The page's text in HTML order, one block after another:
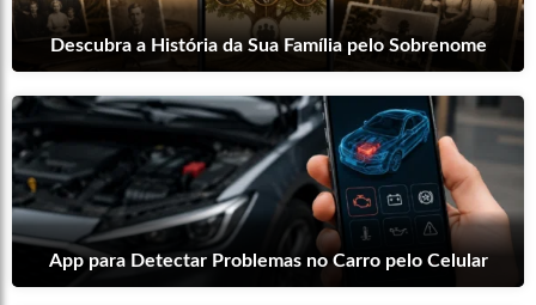
Descubra a História da Sua Família pelo Sobrenome
App para Detectar Problemas no Carro pelo Celular